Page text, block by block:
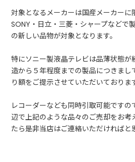
対象となるメーカーは国産メーカーに
SONY・日立・三菱・シャープなどで
の新しい品物が対象となります。
特にソニー製液晶テレビは品薄状態が
造から５年程度までの製品につきま
り額をご提示させていただいておりま
レコーダーなども同時引取可能ですの
辺で上記のような品々のご売却をお考
たら是非当店はご連絡いただければと